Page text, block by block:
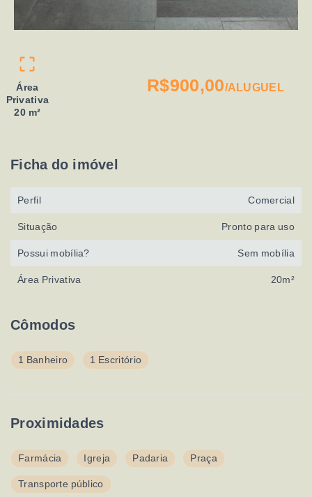
Área
Privativa
20 m²
R$900,00/ALUGUEL
Cômodos
1 Banheiro 1 Escritório
Proximidades
Farmácia Igreja Padaria Praça
Transporte público
Ficha do imóvel
Perfil Comercial
Situação Pronto para uso
Possui mobília? Sem mobília
Área Privativa 20m²